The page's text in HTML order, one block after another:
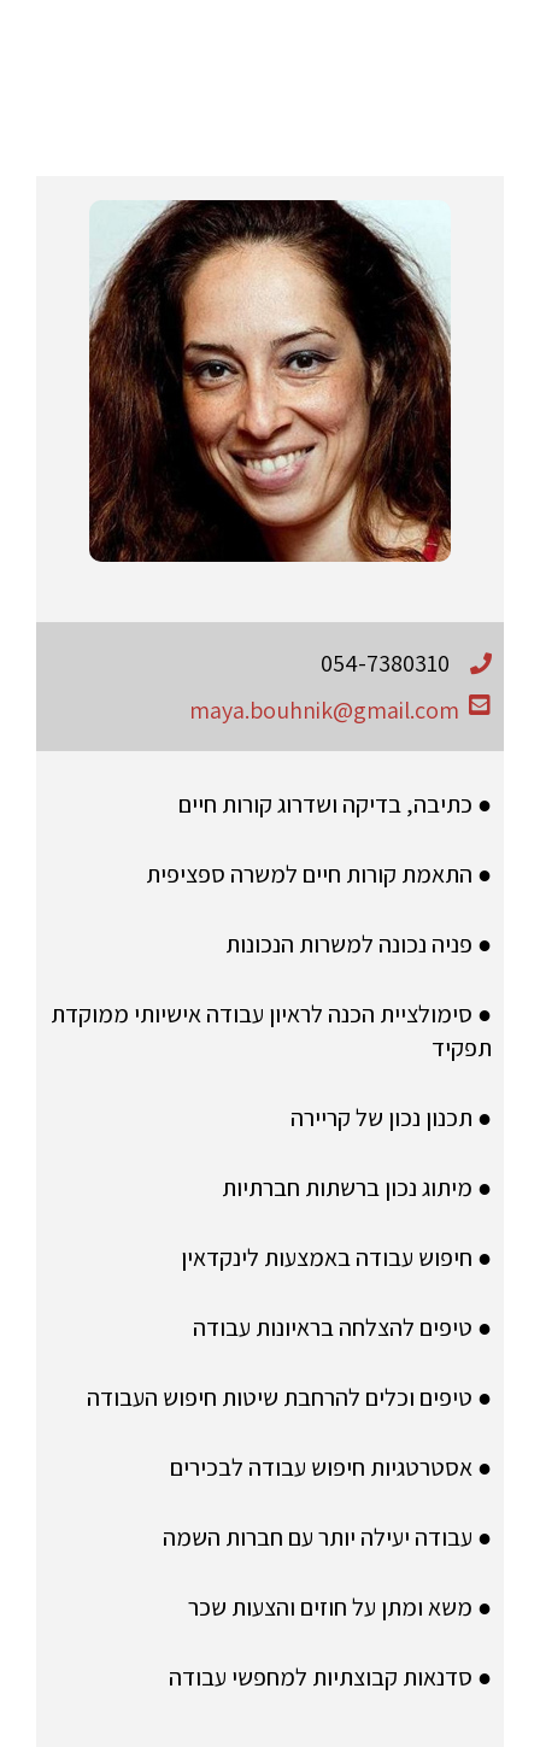
054-7380310
maya.bouhnik@gmail.com
● כתיבה, בדיקה ושדרוג קורות חיים
● התאמת קורות חיים למשרה ספציפית
● פניה נכונה למשרות הנכונות
● סימולציית הכנה לראיון עבודה אישיותי ממוקדת
תפקיד
● תכנון נכון של קריירה
● מיתוג נכון ברשתות חברתיות
● חיפוש עבודה באמצעות לינקדאין
● טיפים להצלחה בראיונות עבודה
● טיפים וכלים להרחבת שיטות חיפוש העבודה
● אסטרטגיות חיפוש עבודה לבכירים
● עבודה יעילה יותר עם חברות השמה
● משא ומתן על חוזים והצעות שכר
● סדנאות קבוצתיות למחפשי עבודה